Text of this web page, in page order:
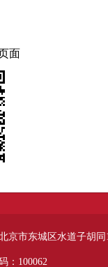
面
京市东城区水道子胡同
：100062